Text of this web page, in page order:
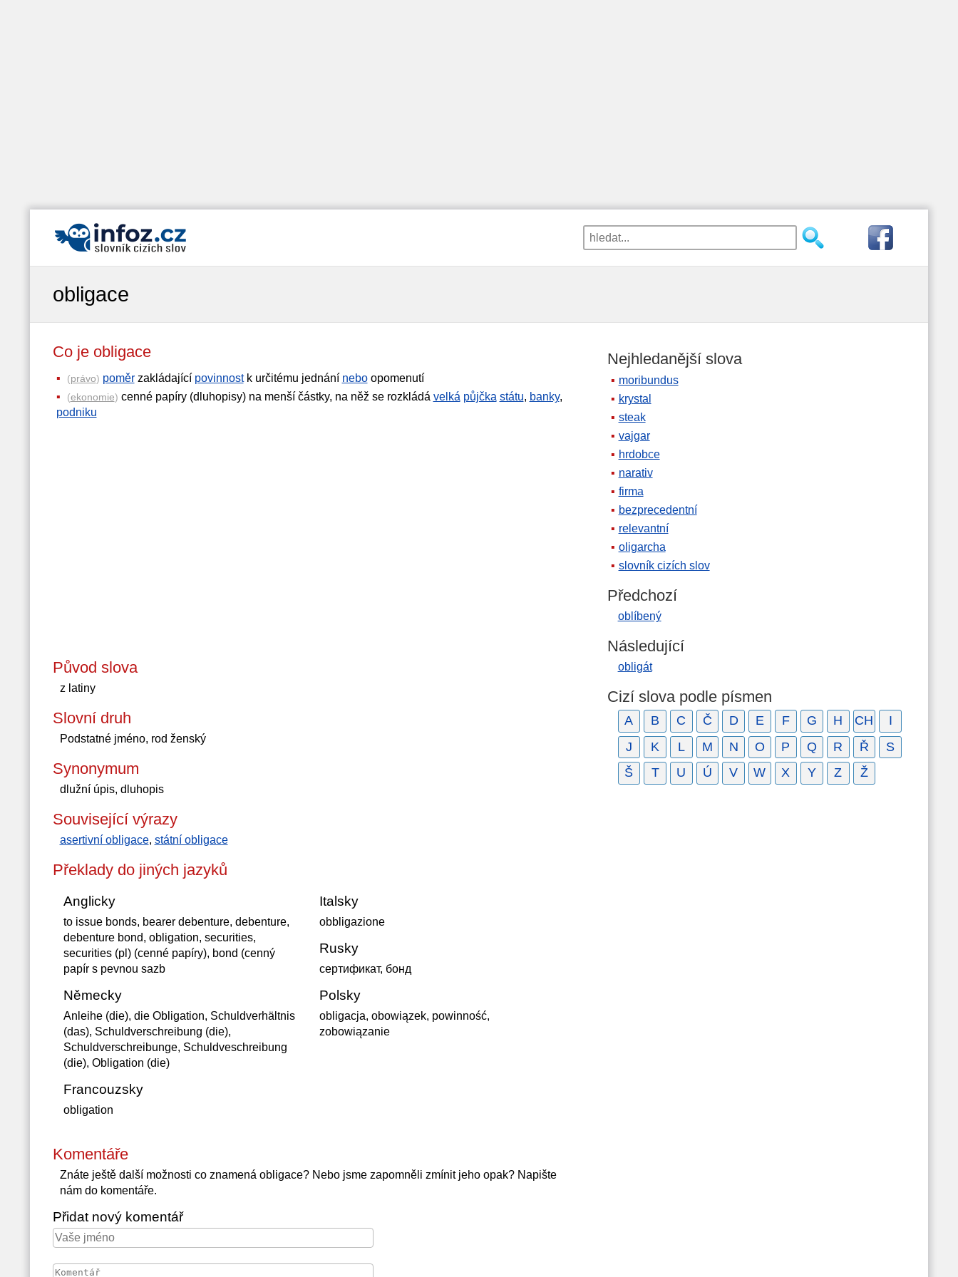
obligace
Co je obligace
(právo) poměrzakládající povinnostk určitému jednání neboopomenutí
(ekonomie) cenné papíry (dluhopisy) na menší částky, na něž se rozkládá velká půjčka státu, banky,
podniku
Původ slova
z latiny
Slovní druh
Podstatné jméno, rod ženský
Synonymum
dlužní úpis, dluhopis
Související výrazy
asertivní obligace, státní obligace
Překlady do jiných jazyků
Anglicky
to issue bonds, bearer debenture, debenture,
debenture bond, obligation, securities,
securities (pl) (cenné papíry), bond (cenný
papír s pevnou sazb
Německy
Anleihe (die), die Obligation, Schuldverhältnis
(das), Schuldverschreibung (die),
Schuldverschreibunge, Schuldveschreibung
(die), Obligation (die)
Francouzsky
obligation
Italsky
obbligazione
Rusky
сертификат, бонд
Polsky
obligacja, obowiązek, powinność,
zobowiązanie
Komentáře
Znáte ještě další možnosti co znamená obligace? Nebo jsme zapomněli zmínit jeho opak? Napište
nám do komentáře.
Přidat nový komentář
Nejhledanější slova
moribundus
krystal
steak
vajgar
hrdobce
narativ
firma
bezprecedentní
relevantní
oligarcha
slovník cizích slov
Předchozí
oblíbený
Následující
obligát
Cizí slova podle písmen
A B C Č D E F G H CH
I
J
K L M N O P Q R Ř
S
Š
T U Ú V W X Y Z Ž